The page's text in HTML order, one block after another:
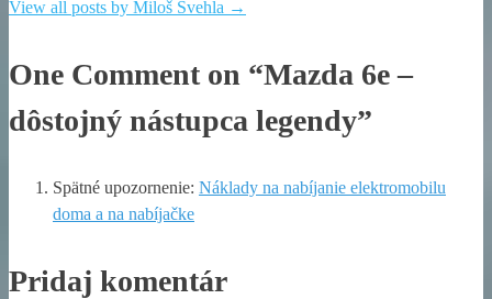
View all posts by Miloš Švehla →
One Comment on “Mazda 6e –
dôstojný nástupca legendy”
Spätné upozornenie: Náklady na nabíjanie elektromobilu
doma a na nabíjačke
Pridaj komentár